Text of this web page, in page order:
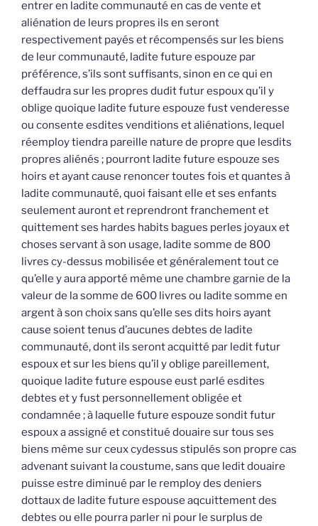
entrer en ladite communauté en cas de vente et
aliénation de leurs propres ils en seront
respectivement payés et récompensés sur les biens
de leur communauté, ladite future espouze par
préférence, s’ils sont suffisants, sinon en ce qui en
deffaudra sur les propres dudit futur espoux qu’il y
oblige quoique ladite future espouze fust venderesse
ou consente esdites venditions et aliénations, lequel
réemploy tiendra pareille nature de propre que lesdits
propres aliénés ; pourront ladite future espouze ses
hoirs et ayant cause renoncer toutes fois et quantes à
ladite communauté, quoi faisant elle et ses enfants
seulement auront et reprendront franchement et
quittement ses hardes habits bagues perles joyaux et
choses servant à son usage, ladite somme de 800
livres cy-dessus mobilisée et généralement tout ce
qu’elle y aura apporté même une chambre garnie de la
valeur de la somme de 600 livres ou ladite somme en
argent à son choix sans qu’elle ses dits hoirs ayant
cause soient tenus d’aucunes debtes de ladite
communauté, dont ils seront acquitté par ledit futur
espoux et sur les biens qu’il y oblige pareillement,
quoique ladite future espouse eust parlé esdites
debtes et y fust personnellement obligée et
condamnée ; à laquelle future espouze sondit futur
espoux a assigné et constitué douaire sur tous ses
biens même sur ceux cydessus stipulés son propre cas
advenant suivant la coustume, sans que ledit douaire
puisse estre diminué par le remploy des deniers
dottaux de ladite future espouse aqcuittement des
debtes ou elle pourra parler ni pour le surplus de